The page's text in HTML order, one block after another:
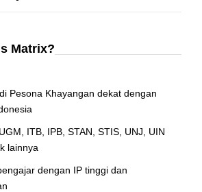
Matrix?
Pesona Khayangan dekat dengan
ITB, IPB, STAN, STIS, UNJ, UIN
lainnya
dengan IP tinggi dan